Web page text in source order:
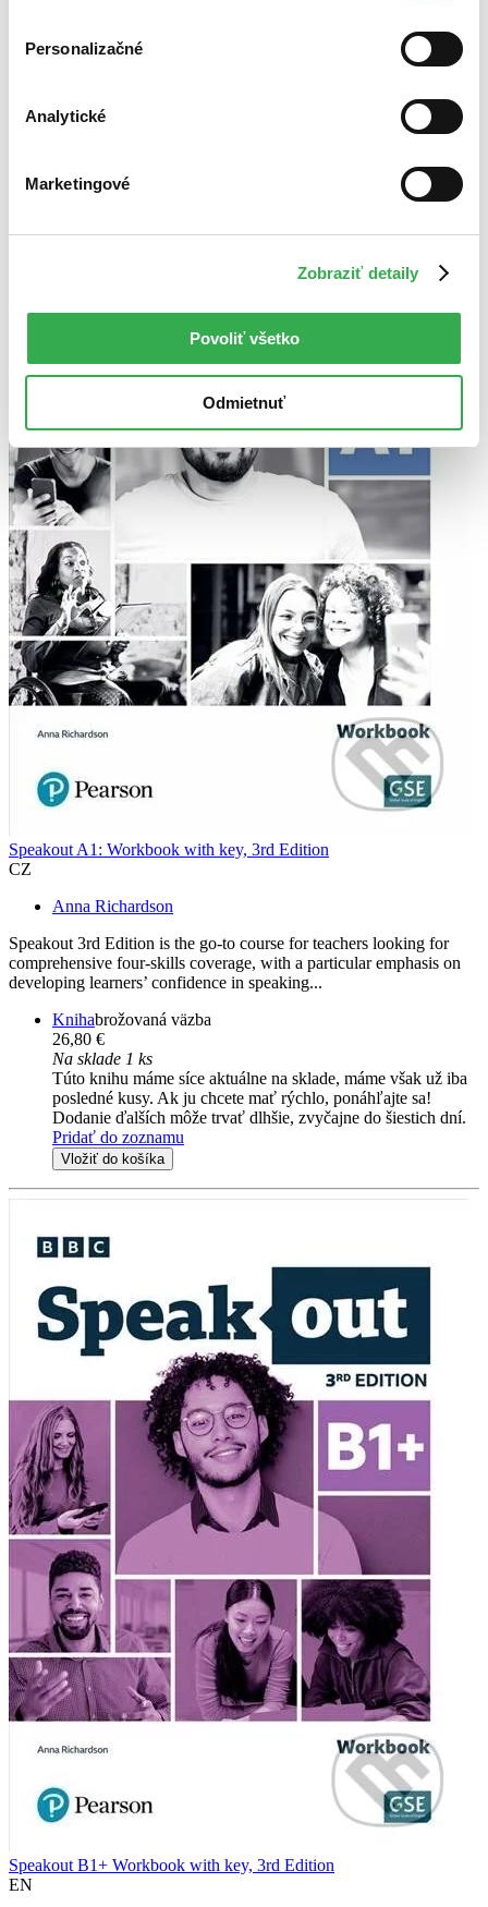
Personalizačné
Analytické
Marketingové
Zobraziť detaily
Povoliť všetko
Odmietnuť
Bestsellery
Top hodnotené
Najlacnejšie
Speakout A1: Workbook with key, 3rd Edition
CZ
Anna Richardson
Speakout 3rd Edition is the go-to course for teachers looking for
comprehensive four-skills coverage, with a particular emphasis on
developing learners’ confidence in speaking...
Knihabrožovaná väzba
26,80 €
Na sklade 1 ks
Túto knihu máme síce aktuálne na sklade, máme však už iba
posledné kusy. Ak ju chcete mať rýchlo, ponáhľajte sa!
Dodanie ďalších môže trvať dlhšie, zvyčajne do šiestich dní.
Pridať do zoznamu
Vložiť do košíka
Speakout B1+ Workbook with key, 3rd Edition
EN